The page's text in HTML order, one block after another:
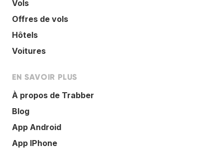
Vols
Offres de vols
Hôtels
Voitures
EN SAVOIR PLUS
À propos de Trabber
Blog
App Android
App IPhone